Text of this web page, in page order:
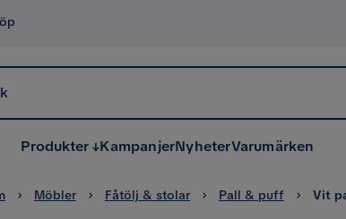
Produkter KampanjerNyheterVarumärken
Möbler Fåtölj & stolar Pall & puff Vit